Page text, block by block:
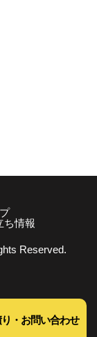
ち情報
Reserved.
・お問い合わせ